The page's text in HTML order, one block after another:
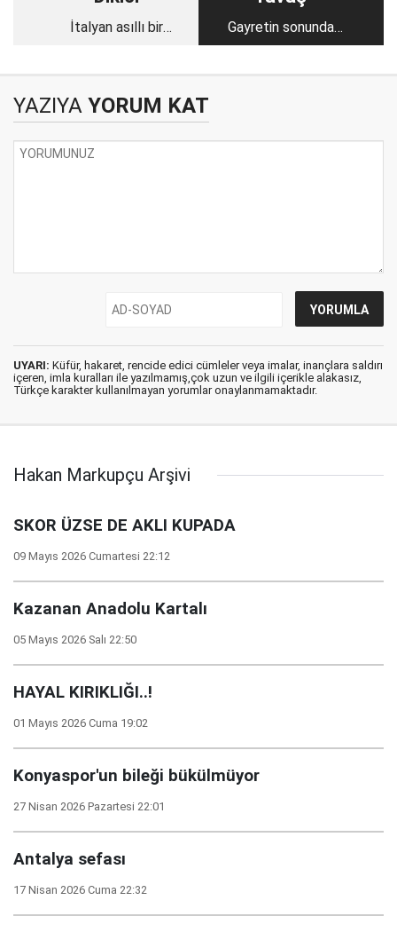
İtalyan asıllı bir
Gayretin sonunda
gözden kaçan hakikat
YAZIYA YORUM KAT
UYARI: Küfür, hakaret, rencide edici cümleler veya imalar, inançlara saldırı
içeren, imla kuralları ile yazılmamış,çok uzun ve ilgili içerikle alakasız,
Türkçe karakter kullanılmayan yorumlar onaylanmamaktadır.
Hakan Markupçu Arşivi
SKOR ÜZSE DE AKLI KUPADA
09 Mayıs 2026 Cumartesi 22:12
Kazanan Anadolu Kartalı
05 Mayıs 2026 Salı 22:50
HAYAL KIRIKLIĞI..!
01 Mayıs 2026 Cuma 19:02
Konyaspor'un bileği bükülmüyor
27 Nisan 2026 Pazartesi 22:01
Antalya sefası
17 Nisan 2026 Cuma 22:32